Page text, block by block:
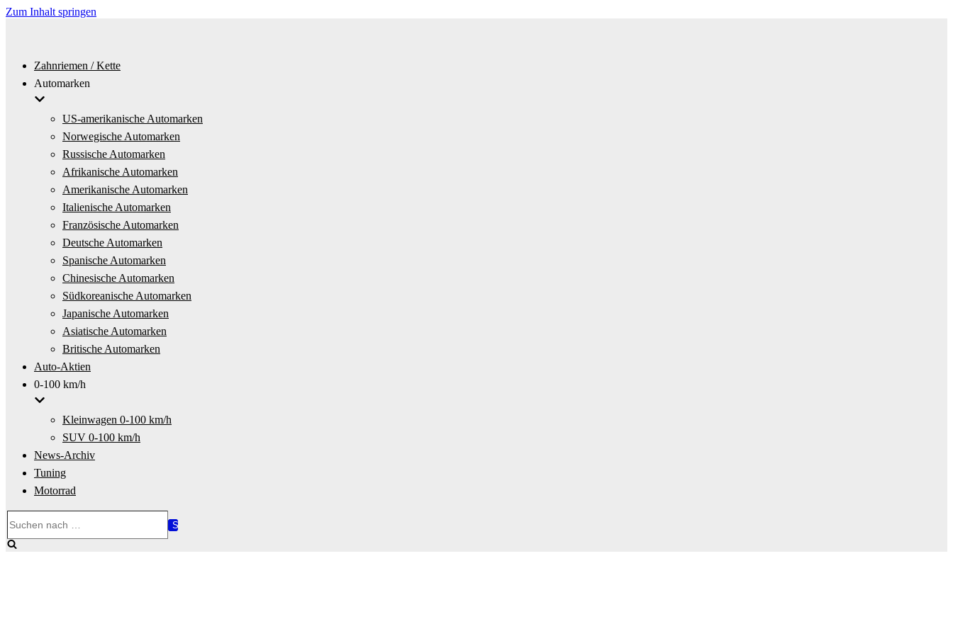
Zum Inhalt springen
Zahnriemen / Kette
Automarken
US-amerikanische Automarken
Norwegische Automarken
Russische Automarken
Afrikanische Automarken
Amerikanische Automarken
Italienische Automarken
Französische Automarken
Deutsche Automarken
Spanische Automarken
Chinesische Automarken
Südkoreanische Automarken
Japanische Automarken
Asiatische Automarken
Britische Automarken
Auto-Aktien
0-100 km/h
Kleinwagen 0-100 km/h
SUV 0-100 km/h
News-Archiv
Tuning
Motorrad
nach …